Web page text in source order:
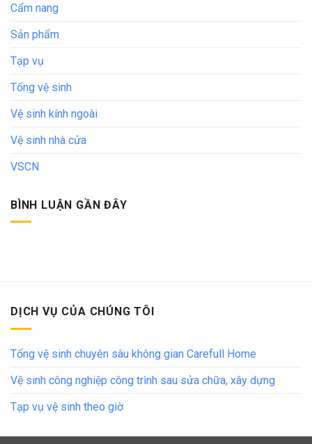
Cẩm nang
Sản phẩm
Tạp vụ
Tổng vệ sinh
Vệ sinh kính ngoài
Vệ sinh nhà cửa
VSCN
BÌNH LUẬN GẦN ĐÂY
DỊCH VỤ CỦA CHÚNG TÔI
Tổng vệ sinh chuyên sâu không gian Carefull Home
Vệ sinh công nghiệp công trình sau sửa chữa, xây dựng
Tạp vụ vệ sinh theo giờ